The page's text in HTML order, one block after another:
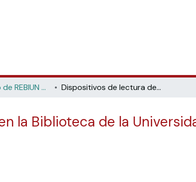
13º Workshop de REBIUN de Proyectos Digitales: El libro electrónico en las bibliotecas (Zamora, 2014) Dispositivos de lectura de libros digitales en la Biblioteca de la Universidad de Málaga
la Biblioteca de la